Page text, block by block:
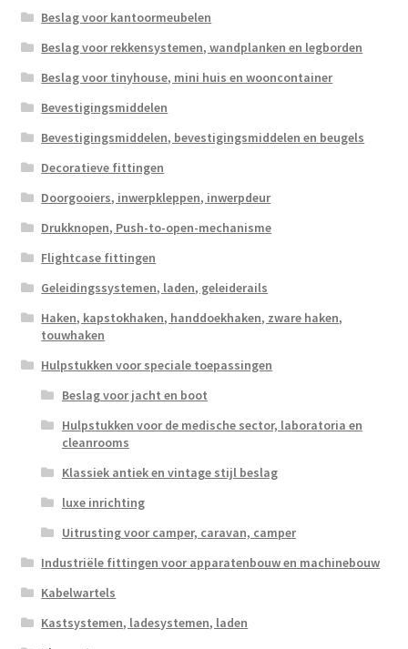
Beslag voor kantoormeubelen
Beslag voor rekkensystemen, wandplanken en legborden
Beslag voor tinyhouse, mini huis en wooncontainer
Bevestigingsmiddelen
Bevestigingsmiddelen, bevestigingsmiddelen en beugels
Decoratieve fittingen
Doorgooiers, inwerpkleppen, inwerpdeur
Drukknopen, Push-to-open-mechanisme
Flightcase fittingen
Geleidingssystemen, laden, geleiderails
Haken, kapstokhaken, handdoekhaken, zware haken,
touwhaken
Hulpstukken voor speciale toepassingen
Beslag voor jacht en boot
Hulpstukken voor de medische sector, laboratoria en
cleanrooms
Klassiek antiek en vintage stijl beslag
luxe inrichting
Uitrusting voor camper, caravan, camper
Industriële fittingen voor apparatenbouw en machinebouw
Kabelwartels
Kastsystemen, ladesystemen, laden